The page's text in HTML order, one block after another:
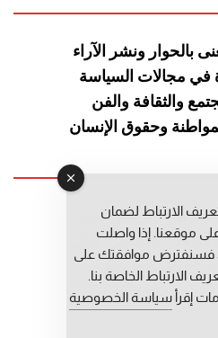
بالحوار ونشر
الآراء
في مجالات السياسة
والثقافة والفن
وحقوق الإنسان
الرحيم التوراني
المعطي قبال
فاطمة حوحو
الارتباط لضمان
موقعنا. إذا واصلت
فسنفترض موافقتك على
الارتباط الخاصة بنا.
إقرأ سياسة الخصوصية